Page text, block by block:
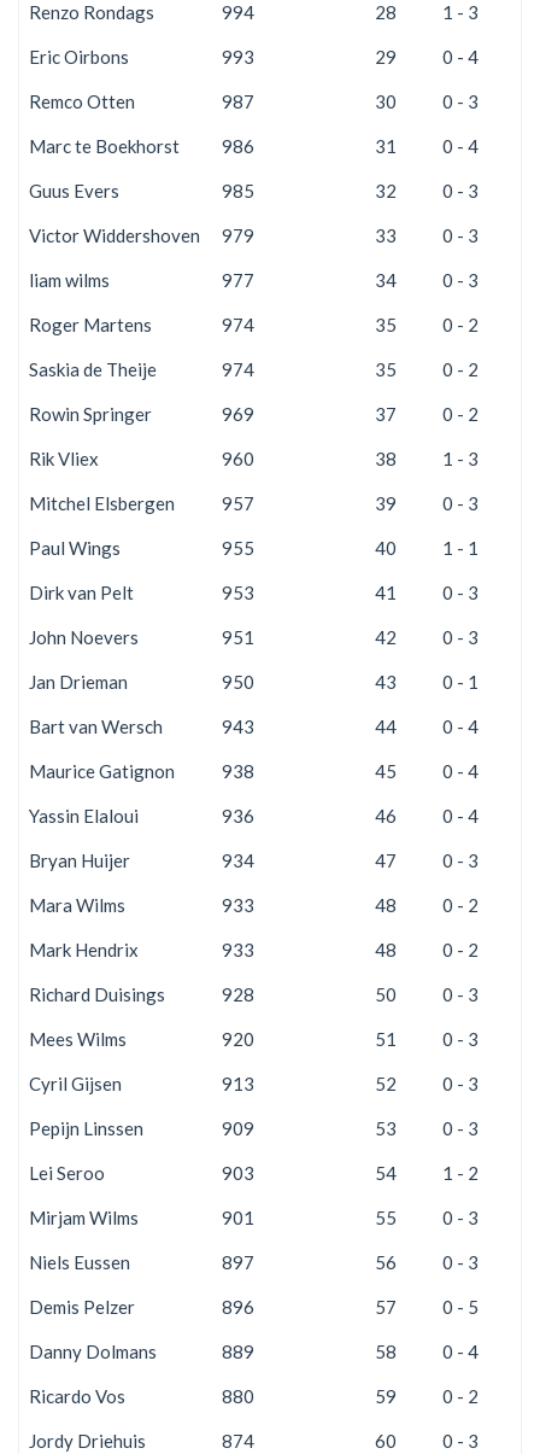
Renzo Rondags 994 28 1 - 3
Eric Oirbons 993 29 0 - 4
Remco Otten 987 30 0 - 3
Marc te Boekhorst 986 31 0 - 4
Guus Evers 985 32 0 - 3
Victor Widdershoven 979 33 0 - 3
liam wilms 977 34 0 - 3
Roger Martens 974 35 0 - 2
Saskia de Theije 974 35 0 - 2
Rowin Springer 969 37 0 - 2
Rik Vliex 960 38 1 - 3
Mitchel Elsbergen 957 39 0 - 3
Paul Wings 955 40 1 - 1
Dirk van Pelt 953 41 0 - 3
John Noevers 951 42 0 - 3
Jan Drieman 950 43 0 - 1
Bart van Wersch 943 44 0 - 4
Maurice Gatignon 938 45 0 - 4
Yassin Elaloui 936 46 0 - 4
Bryan Huijer 934 47 0 - 3
Mara Wilms 933 48 0 - 2
Mark Hendrix 933 48 0 - 2
Richard Duisings 928 50 0 - 3
Mees Wilms 920 51 0 - 3
Cyril Gijsen 913 52 0 - 3
Pepijn Linssen 909 53 0 - 3
Lei Seroo 903 54 1 - 2
Mirjam Wilms 901 55 0 - 3
Niels Eussen 897 56 0 - 3
Demis Pelzer 896 57 0 - 5
Danny Dolmans 889 58 0 - 4
Ricardo Vos 880 59 0 - 2
Jordy Driehuis 874 60 0 - 3